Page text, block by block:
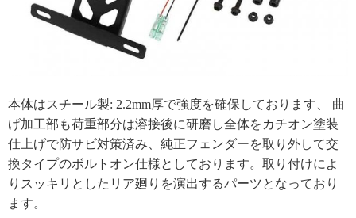
本体はスチール製: 2.2mm厚で強度を確保しております、 曲
げ加工部も荷重部分は溶接後に研磨し全体をカチオン塗装
仕上げで防サビ対策済み、純正フェンダーを取り外して交
換タイプのボルトオン仕様としております。取り付けによ
りスッキリとしたリア廻りを演出するパーツとなっており
ます。